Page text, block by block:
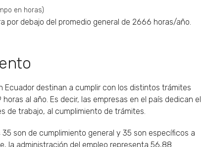
en horas)
por debajo del promedio general de 2666 horas/año.
Ecuador destinan a cumplir con los distintos trámites
al año. Es decir, las empresas en el país dedican el
de trabajo, al cumplimiento de trámites.
son de cumplimiento general y 35 son específicos a
la administración del empleo representa 56,88